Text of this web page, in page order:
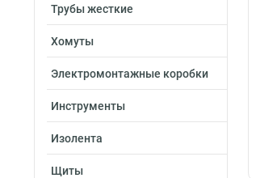
Трубы жесткие
Хомуты
Электромонтажные коробки
Инструменты
Изолента
Щиты